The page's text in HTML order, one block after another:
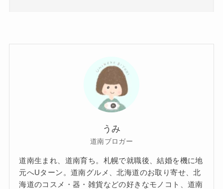
うみ
道南ブロガー
道南生まれ、道南育ち。札幌で就職後、結婚を機に地
元へUターン。道南グルメ、北海道のお取り寄せ、北
海道のコスメ・器・雑貨などの好きなモノコト、道南